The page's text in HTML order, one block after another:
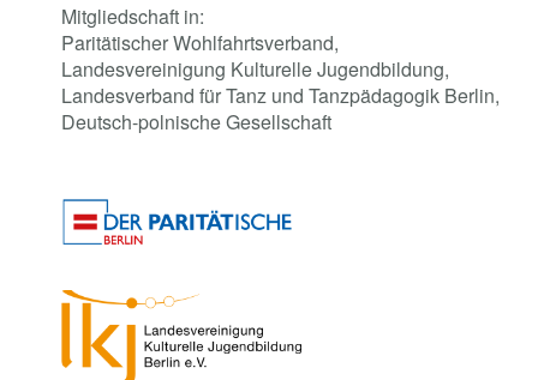
Mitgliedschaft in:
Paritätischer Wohlfahrtsverband,
Landesvereinigung Kulturelle Jugendbildung,
Landesverband für Tanz und Tanzpädagogik Berlin,
Deutsch-polnische Gesellschaft